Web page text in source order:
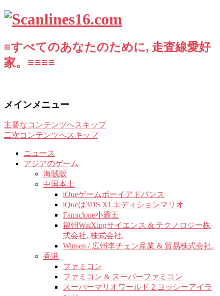
≡すべてのあなたのために, 走査線愛好
家。≡≡≡≡
メインメニュー
主要なコンテンツへスキップ
二次コンテンツへスキップ
ニュース
アジアのゲーム
海賊版
中国本土
iQueゲームボーイアドバンス
iQueは3DS XLエディションマリオ
Famiclone小霸王
福州WaiXingサイエンス & テクノロジー株
式会社. 株式会社.
Winsen / 広州李チェン産業 & 貿易株式会社.
香港
ファミコン
ファミコン & スーパーファミコン
スーパーマリオワールド 2 ヨッシーアイラ